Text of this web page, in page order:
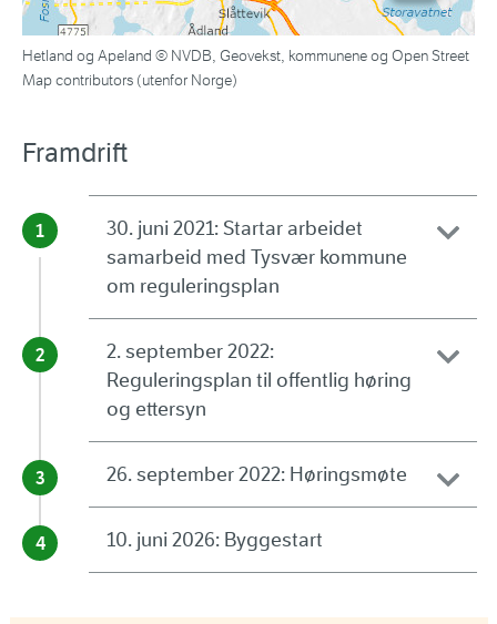
Hetland og Apeland © NVDB, Geovekst, kommunene og Open Street
Map contributors (utenfor Norge)
Framdrift
30. juni 2021: Startar arbeidet
samarbeid med Tysvær kommune
om reguleringsplan
2. september 2022:
Reguleringsplan til offentlig høring
og ettersyn
26. september 2022: Høringsmøte
10. juni 2026: Byggestart